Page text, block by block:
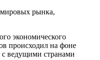
мировых рынка,
экономического
происходил на фоне
с ведущими странами